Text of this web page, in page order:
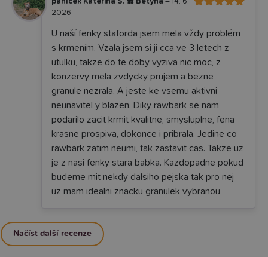
2026
U naší fenky staforda jsem mela vždy problém
s krmením. Vzala jsem si ji cca ve 3 letech z
utulku, takze do te doby vyziva nic moc, z
konzervy mela zvdycky prujem a bezne
granule nezrala. A jeste ke vsemu aktivni
neunavitel y blazen. Diky rawbark se nam
podarilo zacit krmit kvalitne, smysluplne, fena
krasne prospiva, dokonce i pribrala. Jedine co
rawbark zatim neumi, tak zastavit cas. Takze uz
je z nasi fenky stara babka. Kazdopadne pokud
budeme mit nekdy dalsiho pejska tak pro nej
uz mam idealni znacku granulek vybranou
Načíst další recenze